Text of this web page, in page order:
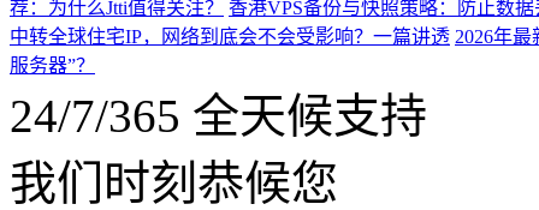
荐：为什么Jtti值得关注？
香港VPS备份与快照策略：防止数
中转全球住宅IP，网络到底会不会受影响？一篇讲透 2026年
服务器”？
24/7/365 全天候支持
我们时刻恭候您